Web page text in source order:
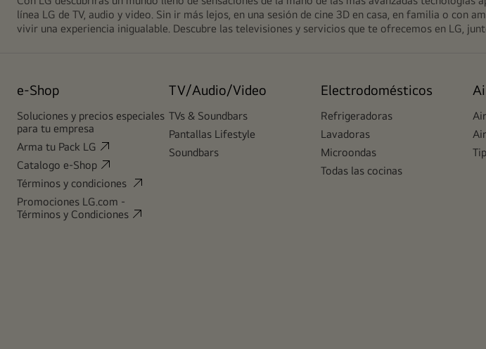
línea LG de TV, audio y video. Sin ir más lejos, en una sesión de cine 3D en casa, en familia o
vivir una experiencia inigualable. Descubre las televisiones y servicios que te ofrecemos en LG,
e-Shop
Soluciones y precios especiales
para tu empresa
Arma tu Pack LG
Catalogo e-Shop
Términos y condiciones
Promociones LG.com -
Términos y Condiciones
TV/Audio/Video
TVs & Soundbars
Pantallas Lifestyle
Soundbars
Electrodomésticos
Refrigeradoras
Lavadoras
Microondas
Todas las cocinas